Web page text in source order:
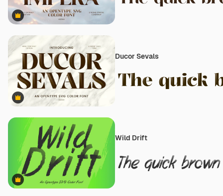
Premium
Premium
Ducor Sevals
Premium
Wild Drift